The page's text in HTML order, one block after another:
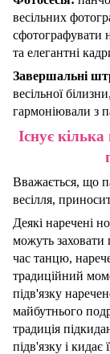
весільних
сфотографувати
та елегантні
Завершальні
весільної
гармоніювали з
Існує
Вважається, що
весілля,
Деякі наречені
можуть заховати
час танцю,
традиційний
підв'язку
майбутнього
традиція
підв'язку і кидає